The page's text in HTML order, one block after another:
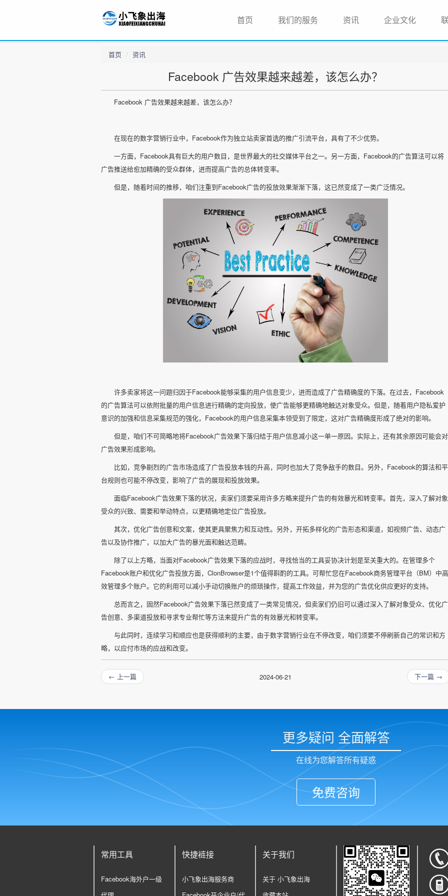
首页 (current)我们的服务 资讯 企业文化
首页 资讯
Facebook 广告效果越来越差，该怎么办？
Facebook 广告效果越来越差，该怎么办？
在现在的数字营销行业中，Facebook作为独立站卖家首选的推广引流平台，具有了不少优势。
一方面，Facebook具有巨大的用户数目，是世界最大的社交媒体平台之一。另一方面，Facebook的广告算法可以将
广告推送给愈加精确的受众群体，进而提高广告的总体转变率。
但是，随着时间的推移，咱们注重到Facebook广告的投放效果渐渐下落，这已然变成了一类广泛情况。
许多卖家将这一问题归因于Facebook能够采集的用户信息变少，进而造成了广告精确度的下落。在过去，Facebook
的广告算法可以依附批量的用户信息进行精确的定向投放，使广告能够更精确地触达对象受众。但是，随着用户隐私爱护
意识的加强和信息采集规范的强化，Facebook的用户信息采集本领受到了限定，这对广告精确度形成了绝对的影响。
但是，咱们不可简略地将Facebook广告效果下落归结于用户信息减小这一单一原因。实际上，还有其余原因可能会对
广告效果形成影响。
比如，竞争剧烈的广告市场造成了广告投放本钱的升高，同时也加大了竞争敌手的数目。另外，Facebook的算法和平
台规则也可能不停改变，影响了广告的展现和投放效果。
面临Facebook广告效果下落的状况，卖家们须要采用许多方略来提升广告的有效暴光和转变率。首先，深入了解对象
受众的兴致、需要和举动特点，以更精确地定位广告投放。
其次，优化广告创意和文案，使其更具聚焦力和互动性。另外，开拓多样化的广告形态和渠道，如视频广告、动态广
告以及协作推广，以加大广告的暴光面和触达范畴。
除了以上方略，当面对Facebook广告效果下落的应战时，寻找恰当的工具妥协决计划是至关重大的。在管理多个
Facebook账户和优化广告投放方面，ClonBrowser是1个值得斟酌的工具。可帮忙您在Facebook商务管理平台（BM）中高
效管理多个账户。它的利用可以减小手动切换账户的烦琐操作，提高工作效益，并为您的广告优化供应更好的支持。
总而言之，固然Facebook广告效果下落已然变成了一类常见情况，但卖家们仍旧可以通过深入了解对象受众、优化广
告创意、多渠道投放和寻求专业帮忙等方法来提升广告的有效暴光和转变率。
与此同时，连续学习和顺应也是获得顺利的主要，由于数字营销行业在不停改变，咱们须要不停刷新自己的常识和方
略，以应付市场的应战和改变。
← 上一篇 2024-06-21 下一篇 →
更多疑问 全面解答
在线为您解答所有疑惑
免费咨询
常用工具
Facebook海外户一级
快捷裢接
小飞象出海服务商
关于我们
关于 小飞象出海